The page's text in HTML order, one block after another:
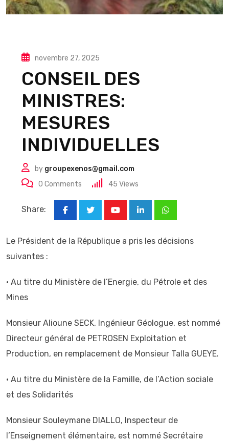
novembre 27, 2025
CONSEIL DES
MINISTRES:
MESURES
INDIVIDUELLES
by groupexenos@gmail.com
0 Comments 45 Views
Share:
LinkedInWhatsapp
Le Président de la République a pris les décisions
suivantes :
• Au titre du Ministère de l’Energie, du Pétrole et des
Mines
Monsieur Alioune SECK, Ingénieur Géologue, est nommé
Directeur général de PETROSEN Exploitation et
Production, en remplacement de Monsieur Talla GUEYE.
• Au titre du Ministère de la Famille, de l’Action sociale
et des Solidarités
Monsieur Souleymane DIALLO, Inspecteur de
l’Enseignement élémentaire, est nommé Secrétaire